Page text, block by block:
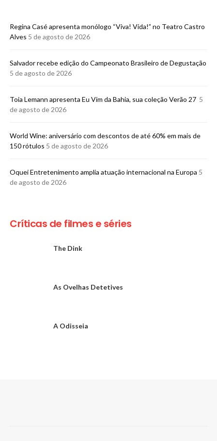
Regina Casé apresenta monólogo “Viva! Vida!” no Teatro Castro
Alves 5 de agosto de 2026
​Salvador recebe edição do Campeonato Brasileiro de Degustação
5 de agosto de 2026
Toia Lemann apresenta Eu Vim da Bahia, sua coleção Verão 27 5
de agosto de 2026
World Wine: aniversário com descontos de até 60% em mais de
150 rótulos 5 de agosto de 2026
Oquei Entretenimento amplia atuação internacional na Europa 5
de agosto de 2026
Críticas de filmes e séries
The Dink
As Ovelhas Detetives
A Odisseia